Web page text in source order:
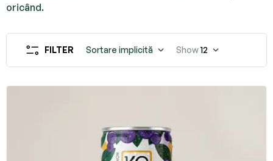
oricând.
FILTER Sortare implicită Show12